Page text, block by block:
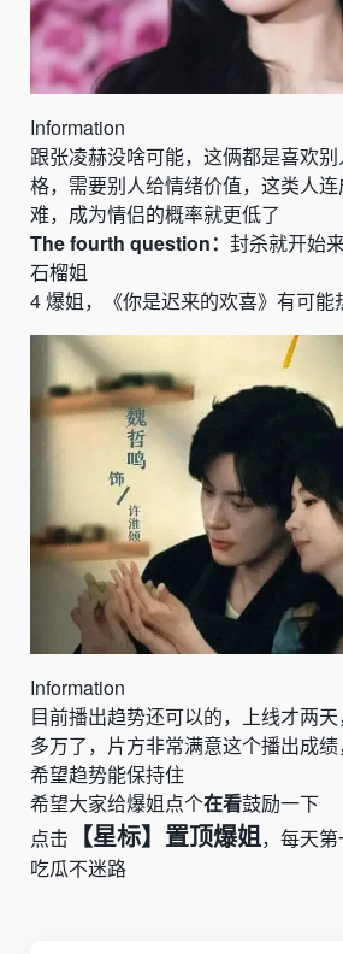
Information
跟张凌赫没啥可能，这俩都是喜欢
格，需要别人给情绪价值，这类人
难，成为情侣的概率就更低了
The fourth question： 封杀就开始
石榴姐
4爆姐，《你是迟来的欢喜》有可能
Information
目前播出趋势还可以的，上线才两
多万了，片方非常满意这个播出成绩
希望趋势能保持住
希望大家给爆姐点个在看鼓励一下
点击
【星标】置顶爆姐，每天第
吃瓜不迷路